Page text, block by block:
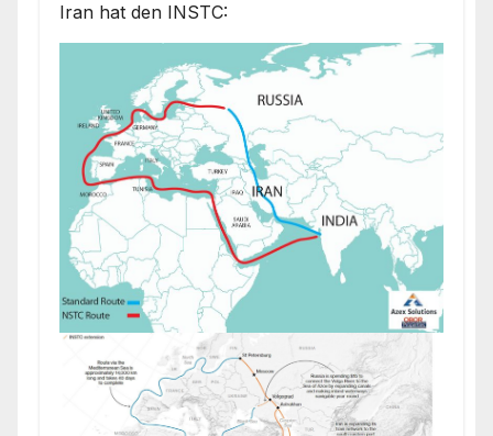
Iran hat den INSTC: